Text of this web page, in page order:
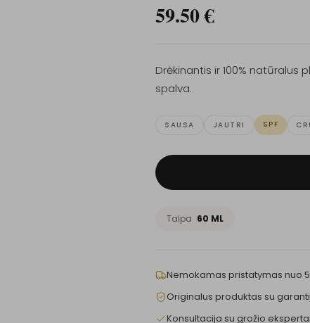
59.50€
Drėkinantis ir 100%
spalva.
SAUSA JAUTRI SPF
Talpa 60 ML
Nemokamas pristatymas nuo
Originalus produktas su
Konsultacija su grožio